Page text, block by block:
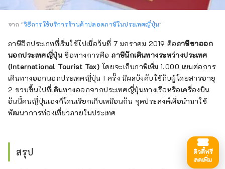
จาก "วิธีการใช้บริการร้านค้าปลอดภาษีในประเทศญี่ปุ่น"
ภาษีอีกประเภทที่เริ่มใช้ไปเมื่อวันที่ 7 มกราคม 2019 คือภาษีขาออก
นอกประเทศญี่ปุ่น ชื่อทางการคือภาษีนักเดินทางระหว่างประเทศ
(International Tourist Tax) โดยจะเก็บภาษีเพิ่ม 1,000 เยนต่อการ
เดินทางออกนอกประเทศญี่ปุ่น 1 ครั้ง มีผลบังคับใช้กับผู้โดยสารอายุ
2 ขวบขึ้นไปที่เดินทางออกจากประเทศญี่ปุ่นทางเรือหรือเครื่องบิน
อันนี้คนญี่ปุ่นเองก็โดนเรียกเก็บเหมือนกัน จุดประสงค์เพื่อนำมาใช้
พัฒนาการท่องเที่ยวภายในประเทศ
สรุป
ดิวตี้ฟรี
ลดเพิ่ม